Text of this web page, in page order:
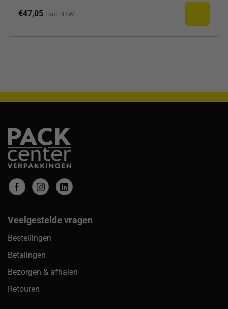
€47,05 Excl. BTW
Veelgestelde vragen
Bestellingen
Betalingen
Bezorgen & afhalen
Retouren